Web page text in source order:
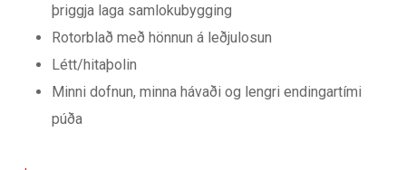
þriggja laga samlokubygging
Rotorblað með hönnun á leðjulosun
Létt/hitaþolin
Minni dofnun, minna hávaði og lengri endingartími
púða